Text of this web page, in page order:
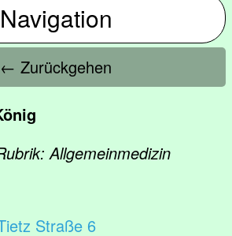
Navigation
← Zurückgehen
Allgemeinmedizin
Straße 6